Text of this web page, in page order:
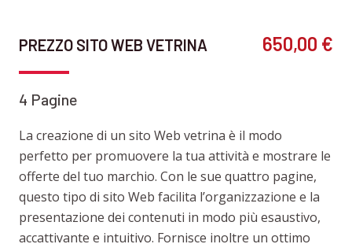
PREZZO SITO WEB VETRINA 650,00 €
4 Pagine
La creazione di un sito Web vetrina è il modo
perfetto per promuovere la tua attività e mostrare le
offerte del tuo marchio. Con le sue quattro pagine,
questo tipo di sito Web facilita l’organizzazione e la
presentazione dei contenuti in modo più esaustivo,
accattivante e intuitivo. Fornisce inoltre un ottimo